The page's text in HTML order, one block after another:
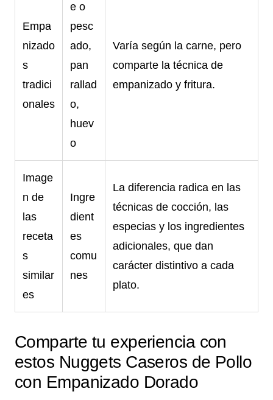
Empa
nizado
s
tradici
onales
e o
pesc
ado,
pan
rallad
o,
huev
o
Varía según la carne, pero
comparte la técnica de
empanizado y fritura.
Image
n de
las
receta
s
similar
es
Ingre
dient
es
comu
nes
La diferencia radica en las
técnicas de cocción, las
especias y los ingredientes
adicionales, que dan
carácter distintivo a cada
plato.
Comparte tu experiencia con
estos Nuggets Caseros de Pollo
con Empanizado Dorado